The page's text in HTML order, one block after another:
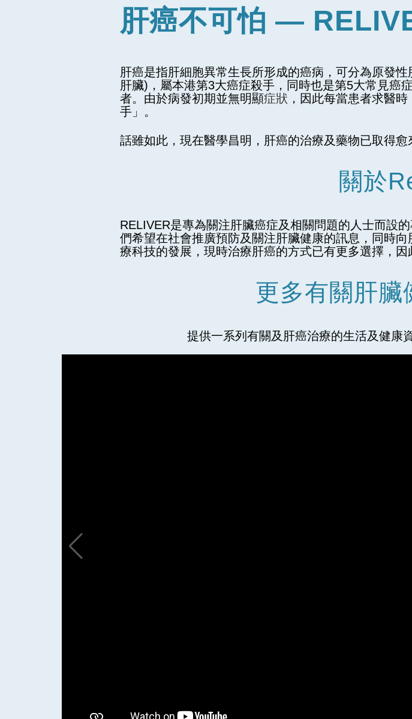
肝癌不可怕 —
肝癌是指肝細胞異常生長所形成的癌病，可分為原發
肝臟)，屬本港第3大癌症殺手，同時也是第5大常見癌
者。由於病發初期並無明顯症狀 ，因此每當患者求醫
手」。
話雖如此，現在醫學昌明，肝癌的治療及藥物已取得
關於
RELIVER是專為關注肝臟癌症及相關問題的人士而設
們希望在社會推廣預防及關注肝臟健康的訊息，同時
療科技的發展，現時治療肝癌的方式已有更多選擇，
更多有關肝臟
提供一系列有關及肝癌治療的生活及健康